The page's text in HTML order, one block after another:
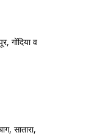
गोंदिया व
सातारा,